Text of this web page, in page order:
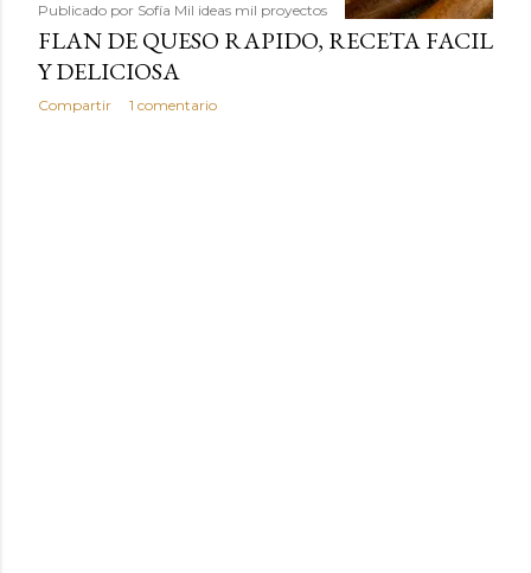
Publicado por Sofía Mil ideas mil proyectos
FLAN DE QUESO RAPIDO, RECETA FACIL
Y DELICIOSA
Compartir 1 comentario